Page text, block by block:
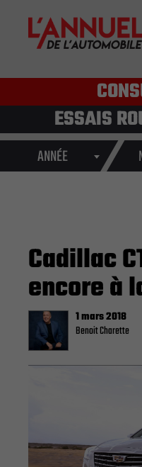
ESSAIS
ANNÉE
Cadillac
encore à
1 mars 2018
Benoit Charette